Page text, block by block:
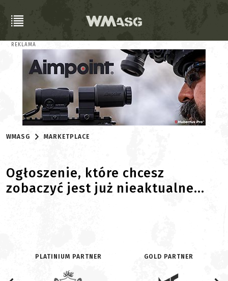
REKLAMA
WMASG MARKETPLACE
Ogłoszenie, które chcesz
zobaczyć jest już nieaktualne...
PLATINIUM PARTNER GOLD PARTNER